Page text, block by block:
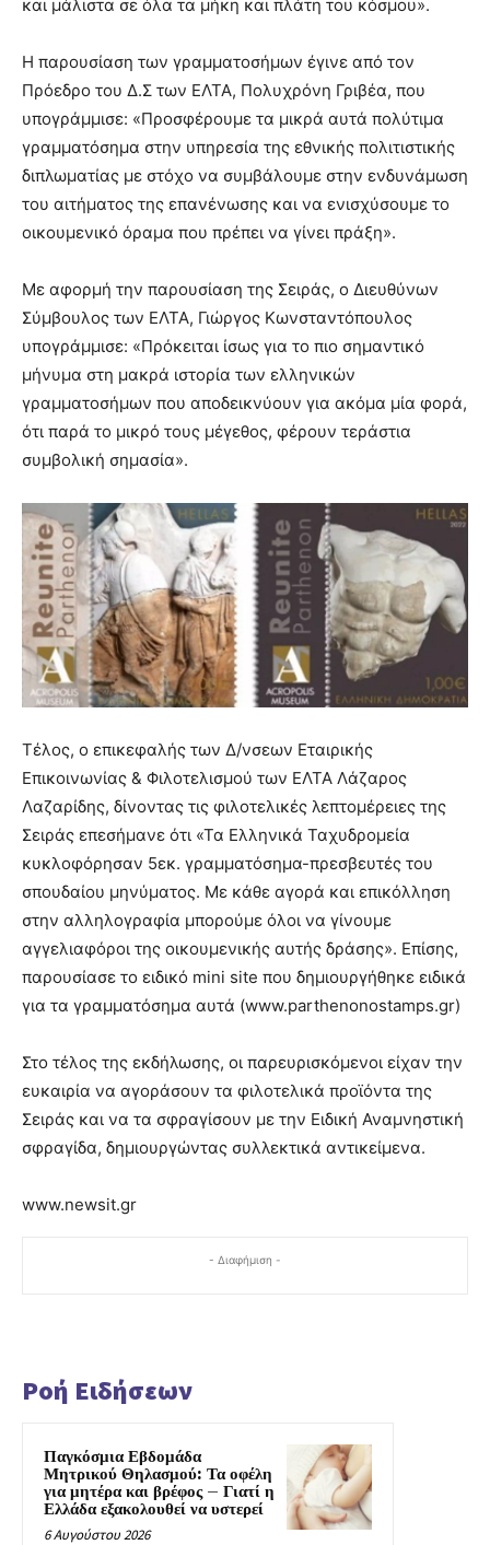
και μάλιστα σε όλα τα μήκη και πλάτη του κόσμου».
Η παρουσίαση των γραμματοσήμων έγινε από τον
Πρόεδρο του Δ.Σ των ΕΛΤΑ, Πολυχρόνη Γριβέα, που
υπογράμμισε: «Προσφέρουμε τα μικρά αυτά πολύτιμα
γραμματόσημα στην υπηρεσία της εθνικής πολιτιστικής
διπλωματίας με στόχο να συμβάλουμε στην ενδυνάμωση
του αιτήματος της επανένωσης και να ενισχύσουμε το
οικουμενικό όραμα που πρέπει να γίνει πράξη».
Με αφορμή την παρουσίαση της Σειράς, ο Διευθύνων
Σύμβουλος των ΕΛΤΑ, Γιώργος Κωνσταντόπουλος
υπογράμμισε: «Πρόκειται ίσως για το πιο σημαντικό
μήνυμα στη μακρά ιστορία των ελληνικών
γραμματοσήμων που αποδεικνύουν για ακόμα μία φορά,
ότι παρά το μικρό τους μέγεθος, φέρουν τεράστια
συμβολική σημασία».
Τέλος, ο επικεφαλής των Δ/νσεων Εταιρικής
Επικοινωνίας & Φιλοτελισμού των ΕΛΤΑ Λάζαρος
Λαζαρίδης, δίνοντας τις φιλοτελικές λεπτομέρειες της
Σειράς επεσήμανε ότι «Τα Ελληνικά Ταχυδρομεία
κυκλοφόρησαν 5εκ. γραμματόσημα-πρεσβευτές του
σπουδαίου μηνύματος. Με κάθε αγορά και επικόλληση
στην αλληλογραφία μπορούμε όλοι να γίνουμε
αγγελιαφόροι της οικουμενικής αυτής δράσης». Επίσης,
παρουσίασε το ειδικό mini site που δημιουργήθηκε ειδικά
για τα γραμματόσημα αυτά (www.parthenonostamps.gr)
Στο τέλος της εκδήλωσης, οι παρευρισκόμενοι είχαν την
ευκαιρία να αγοράσουν τα φιλοτελικά προϊόντα της
Σειράς και να τα σφραγίσουν με την Ειδική Αναμνηστική
σφραγίδα, δημιουργώντας συλλεκτικά αντικείμενα.
www.newsit.gr
- Διαφήμιση -
Ροή Ειδήσεων
Παγκόσμια Εβδομάδα
Μητρικού Θηλασμού: Τα οφέλη
για μητέρα και βρέφος – Γιατί η
Ελλάδα εξακολουθεί να υστερεί
6 Αυγούστου 2026